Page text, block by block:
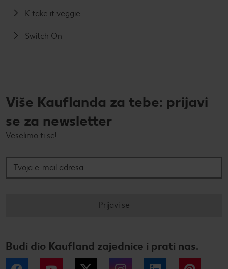
K-take it veggie
Switch On
Više Kauflanda za tebe: prijavi
se za newsletter
Veselimo ti se!
Prijavi se
Budi dio Kaufland zajednice i prati nas.